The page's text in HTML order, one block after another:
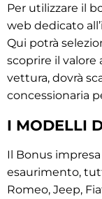
Per utilizzare il
web dedicato
Qui potrà
scoprire il valore
vettura, dovrà
concessionaria
I MODELLI
Il Bonus
esaurimento,
Romeo, Jeep,